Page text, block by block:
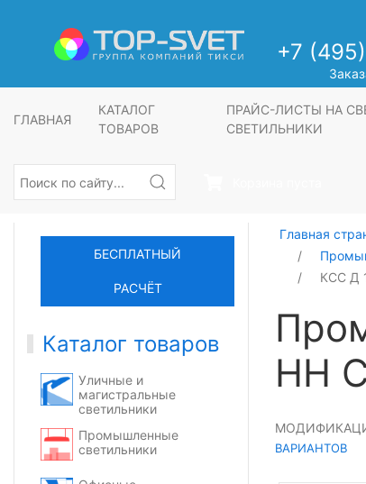
+7
ГЛАВНАЯ
КАТАЛОГ
ТОВАРОВ
ПРАЙС-ЛИСТЫ НА
СВЕТИЛЬНИКИ
БЕСПЛАТНЫЙ
РАСЧЁТ
Каталог товаров
Уличные и
магистральные
светильники
Промышленные
светильники
Главная
КСС Д
НН
ВАРИАНТОВ